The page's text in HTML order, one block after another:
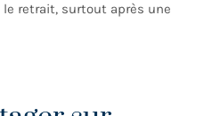
retrait, surtout après une